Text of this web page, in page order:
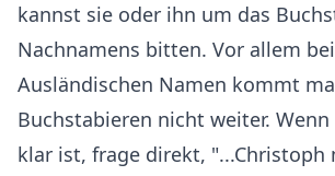
kannst sie oder ihn um das
Nachnamens bitten. Vor allem bei
Ausländischen Namen kommt
Buchstabieren nicht weiter.
klar ist, frage direkt, "...Christoph